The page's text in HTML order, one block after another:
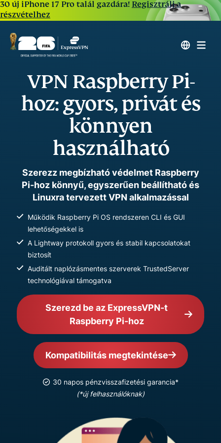
30 új iPhone 17 Pro talál gazdára! Regisztrálj a
részvételhez
VPN Raspberry Pi-
hoz: gyors, privát és
könnyen
használható
Szerezz megbízható védelmet Raspberry
Pi-hoz könnyű, egyszerűen beállítható és
Linuxra tervezett VPN alkalmazással
Működik Raspberry Pi OS rendszeren CLI és GUI
lehetőségekkel is
A Lightway protokoll gyors és stabil kapcsolatokat
biztosít
Auditált naplózásmentes szerverek TrustedServer
technológiával támogatva
Szerezd be az ExpressVPN-t
Raspberry Pi-hoz
Kompatibilitás megtekintése
30 napos pénzvisszafizetési garancia*
(*új felhasználóknak)